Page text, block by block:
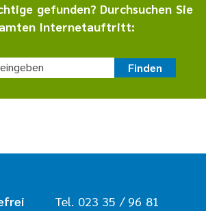
gefunden? Durchsuchen Sie
Internetauftritt:
Finden
Tel. 023 35 / 96 81